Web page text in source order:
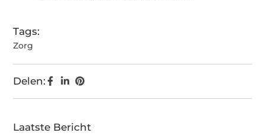
Tags:
Zorg
Delen:
Laatste Bericht